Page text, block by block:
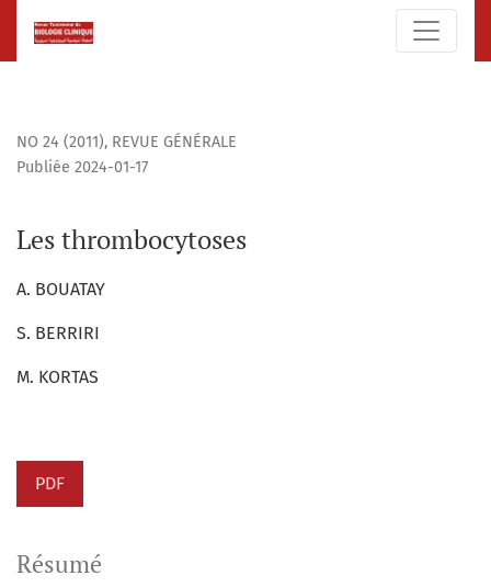
NO 24 (2011), REVUE GÉNÉRALE
Les thrombocytoses
Publiée 2024-01-17
A. BOUATAY
S. BERRIRI
M. KORTAS
PDF
Résumé